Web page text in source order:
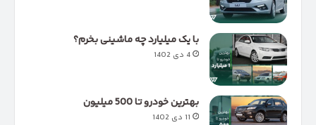
با یک میلیارد چه ماشینی بخرم؟
4 دی 1402
بهترین خودرو تا 500 میلیون
11 دی 1402